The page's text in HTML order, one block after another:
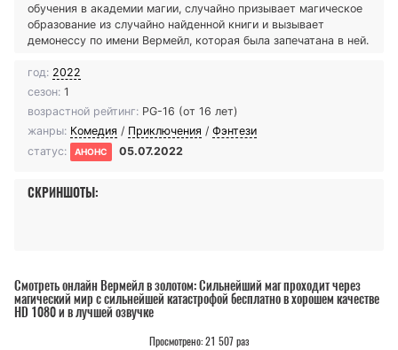
обучения в академии магии, случайно призывает магическое
образование из случайно найденной книги и вызывает
демонессу по имени Вермейл, которая была запечатана в ней.
год: 2022
сезон: 1
возрастной рейтинг: PG-16 (от 16 лет)
жанры: Комедия / Приключения / Фэнтези
статус:
АНОНС 05.07.2022
СКРИНШОТЫ:
Смотреть онлайн Вермейл в золотом: Сильнейший маг проходит через
магический мир с сильнейшей катастрофой бесплатно в хорошем качестве
HD 1080 и в лучшей озвучке
Просмотрено: 21 507 раз